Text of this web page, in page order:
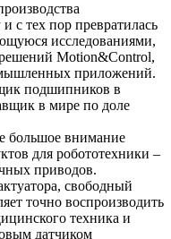
с тех пор превратилась
исследованиями,
Motion&Control,
приложений.
подшипников в
в мире по доле
большое внимание
для робототехники –
приводов.
свободный
точно воспроизводить
техника и
датчиком